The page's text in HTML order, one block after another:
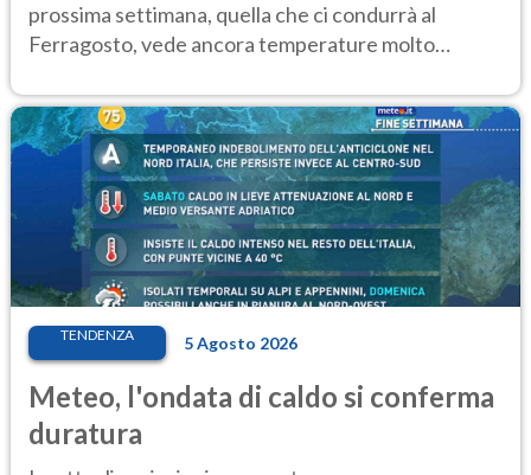
prossima settimana, quella che ci condurrà al
Ferragosto, vede ancora temperature molto
TENDENZA 5 Agosto 2026
Meteo, l'ondata di caldo si conferma
duratura